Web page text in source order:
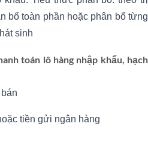
bổ toàn phần hoặc phân bổ từng
sinh
toán lô hàng nhập khẩu, hạch
tiền gửi ngân hàng